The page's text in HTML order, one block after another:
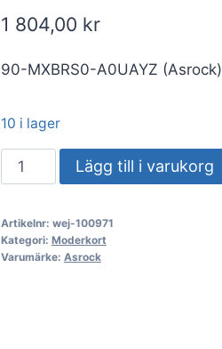
1 804,00 kr
90-MXBRS0-A0UAYZ (Asrock)
10 i lager
ASROCK
B860M
A
WiFi
Lägg till i varukorg
Artikelnr: wej-100971
Kategori: Moderkort
Varumärke: Asrock